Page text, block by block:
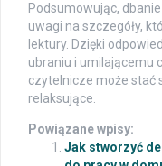
Podsumowując,
uwagi na szczegóły,
lektury. Dzięki
ubraniu i umilającemu
czytelnicze może stać
relaksujące.
Powiązane wpisy:
Jak stworzyć